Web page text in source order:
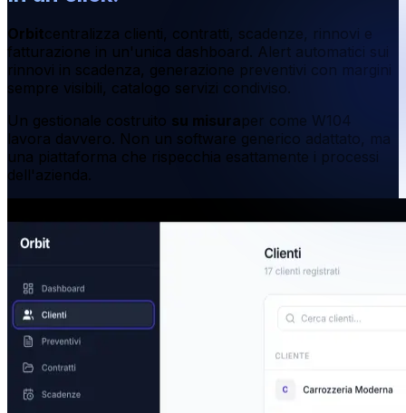
Orbitcentralizza clienti, contratti, scadenze, rinnovi e
fatturazione in un'unica dashboard. Alert automatici sui
rinnovi in scadenza, generazione preventivi con margini
sempre visibili, catalogo servizi condiviso.
Un gestionale costruito su misuraper come W104
lavora davvero. Non un software generico adattato, ma
una piattaforma che rispecchia esattamente i processi
dell'azienda.